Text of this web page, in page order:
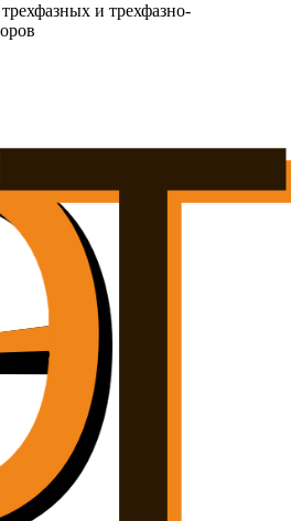
и трехфазно-